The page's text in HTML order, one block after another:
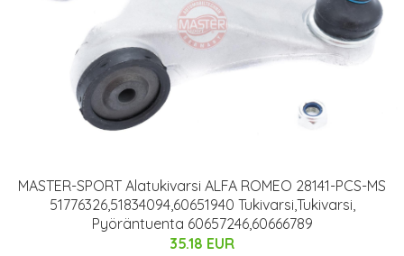
MASTER-SPORT Alatukivarsi ALFA ROMEO 28141-PCS-MS
51776326,51834094,60651940 Tukivarsi,Tukivarsi,
Pyöräntuenta 60657246,60666789
35.18 EUR